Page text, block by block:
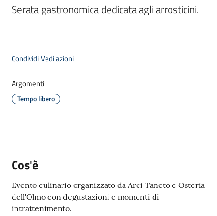
Vivere
A
r
e
t
o
r
Serata gastronomica dedicata agli arrosticini.
CondividiVedi azioni
Argomenti
Tempo libero
Cos'è
Evento culinario organizzato da Arci Taneto e Osteria
dell'Olmo con degustazioni e momenti di
intrattenimento.